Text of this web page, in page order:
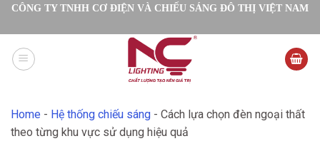
SkipCÔNG TY TNHH CƠ ĐIỆN VÀ CHIẾU SÁNG ĐÔ THỊ VIỆT NAM
Home - Hệ thống chiếu sáng - Cách lựa chọn đèn ngoại thất
theo từng khu vực sử dụng hiệu quả